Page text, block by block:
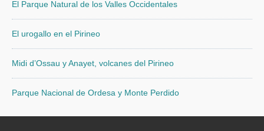
El Parque Natural de los Valles Occidentales
El urogallo en el Pirineo
Midi d’Ossau y Anayet, volcanes del Pirineo
Parque Nacional de Ordesa y Monte Perdido